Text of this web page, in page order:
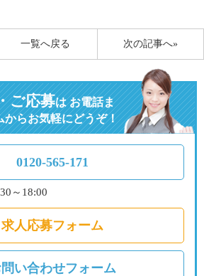
次の記事へ»
一覧へ戻る
ご応募はお電話ま
からお気軽にどうぞ！
0120-565-171
～18:00
求人応募フォーム
い合わせフォーム